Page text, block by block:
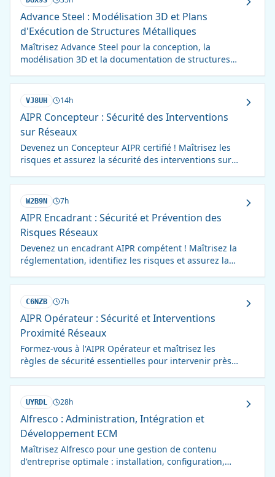
Advance Steel : Modélisation 3D et Plans
d'Exécution de Structures Métalliques
Maîtrisez Advance Steel pour la conception, la
modélisation 3D et la documentation de structures
la fabrication.
VJ8UH 14h
AIPR Concepteur : Sécurité des Interventions
sur Réseaux
Devenez un Concepteur AIPR certifié ! Maîtrisez les
risques et assurez la sécurité des interventions sur
W2B9N 7h
AIPR Encadrant : Sécurité et Prévention des
Risques Réseaux
Devenez un encadrant AIPR compétent ! Maîtrisez la
réglementation, identifiez les risques et assurez la
C6NZB 7h
AIPR Opérateur : Sécurité et Interventions
Proximité Réseaux
Formez-vous à l'AIPR Opérateur et maîtrisez les
règles de sécurité essentielles pour intervenir près
compétent.
UYRDL 28h
Alfresco : Administration, Intégration et
Développement ECM
Maîtrisez Alfresco pour une gestion de contenu
d'entreprise optimale : installation, configuration,